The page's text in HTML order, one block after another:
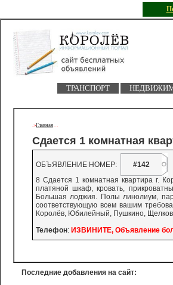
ТРАНСПОРТ
->Главная - -
Сдается 1 комнатная
ОБЪЯВЛЕНИЕ НОМЕР:
#142
8 Сдается 1 комнатная квартира г.
платяной шкаф, кровать,
Большая лоджия. Полы линолиум,
соответствующую всем вашим
Королёв, Юбилейный, Пушкино,
Телефон: ИЗВИНИТЕ, Объявление
Последние добавления на сайт: